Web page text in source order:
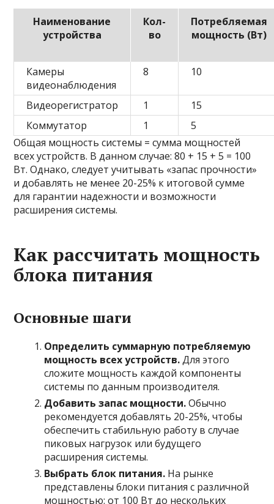
Наименование
устройства
Кол-
во
Потребляемая
мощность (Вт)
Камеры
видеонаблюдения
8 10
Видеорегистратор 1
15
Коммутатор
1
5
Общая мощность системы = сумма мощностей
всех устройств. В данном случае: 80 + 15 + 5 = 100
Вт. Однако, следует учитывать «запас прочности»
и добавлять не менее 20-25% к итоговой сумме
для гарантии надежности и возможности
расширения системы.
Как рассчитать мощность
блока питания
Основные шаги
Определить суммарную потребляемую
мощность всех устройств.Для этого
сложите мощность каждой компоненты
системы по данным производителя.
Добавить запас мощности.Обычно
рекомендуется добавлять 20-25%, чтобы
обеспечить стабильную работу в случае
пиковых нагрузок или будущего
расширения системы.
Выбрать блок питания. На рынке
представлены блоки питания с различной
мощностью: от 100 Вт до нескольких